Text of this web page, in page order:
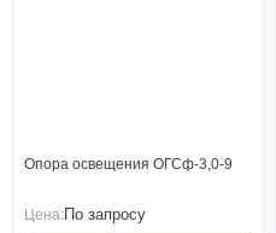
Опора освещения ОГСф-3,0-9
Цена:По запросу